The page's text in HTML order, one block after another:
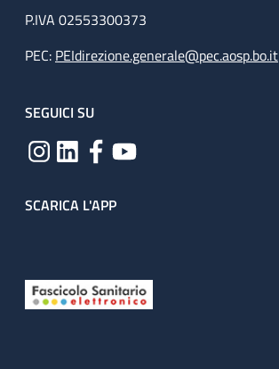
P.IVA 02553300373
PEC: PEIdirezione.generale@pec.aosp.bo.it
SEGUICI SU
SCARICA L'APP